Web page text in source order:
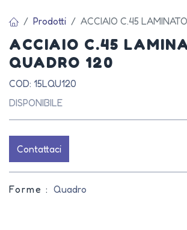
Prodotti ACCIAIO C.45
ACCIAIO C.45
QUADRO 120
COD: 15LQU120
DISPONIBILE
Contattaci
Forme : Quadro